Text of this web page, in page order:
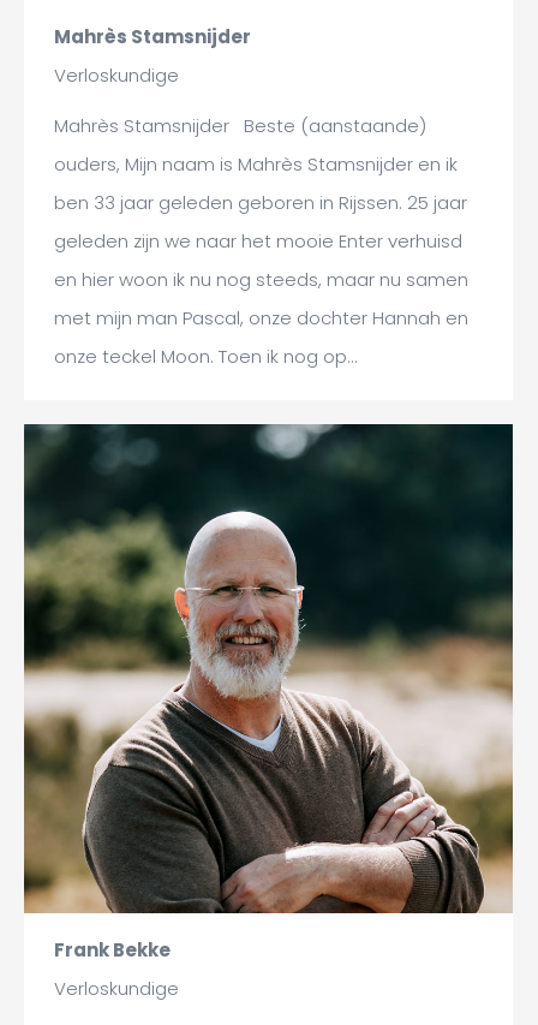
Mahrès Stamsnijder
Verloskundige
Mahrès Stamsnijder Beste (aanstaande)
ouders, Mijn naam is Mahrès Stamsnijder en ik
ben 33 jaar geleden geboren in Rijssen. 25 jaar
geleden zijn we naar het mooie Enter verhuisd
en hier woon ik nu nog steeds, maar nu samen
met mijn man Pascal, onze dochter Hannah en
onze teckel Moon. Toen ik nog op…
Frank Bekke
Verloskundige